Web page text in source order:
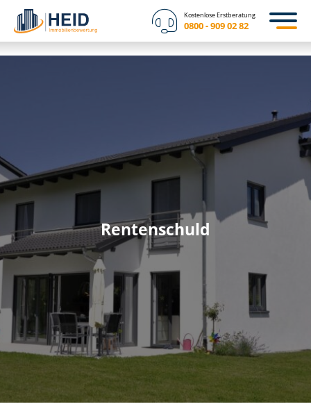
Kostenlose Erstberatung
0800 - 909 02 82
Rentenschuld